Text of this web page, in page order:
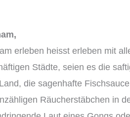
erleben heisst erleben mit
Städte, seien es die
die sagenhafte
Räucherstäbchen in